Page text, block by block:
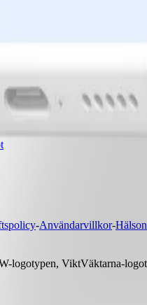
-Användarvillkor-
logotypen, ViktVäktarna-